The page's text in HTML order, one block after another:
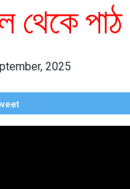
থেকে পাঠ
2025